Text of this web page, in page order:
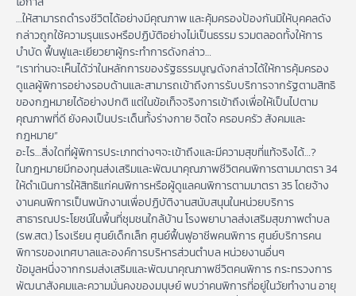
…ให้สามารถดำรงชีวิตได้อย่างมีคุณภาพ และคุ้มครองป้องกันมิให้บุคคลดัง
กล่าวถูกใช้ความรุนแรงหรือปฏิบัติอย่างไม่เป็นธรรม รวมตลอดทั้งให้การ
บำบัด ฟื้นฟูและเยียวยาผู้กระทำการดังกล่าว…
“เราท่านจะเห็นได้ว่าในหลักการของรัฐธรรมนูญดังกล่าวได้ให้การคุ้มครอง
ดูแลผู้พิการอย่างรอบด้านและสามารถเข้าถึงการรับบริการจากรัฐตามสิทธิ
ของกฎหมายได้อย่างปกติ แต่ในข้อเท็จจริงการเข้าถึงเพื่อให้เป็นไปตาม
คุณภาพที่ดี ยังคงเป็นประเด็นทั้งร่างกาย จิตใจ ครอบครัว สังคมและ
กฎหมาย”
อะไร…สิ่งใดที่ผู้พิการประเภทต่างๆจะเข้าถึงและมีความสุขที่แท้จริงได้…?
ในกฎหมายมีกองทุนส่งเสริมและพัฒนาคุณภาพชีวิตคนพิการตามมาตรา 34
ให้ดำเนินการให้สิทธิแก่คนพิการหรือผู้ดูแลคนพิการตามมาตรา 35 โดยจ้าง
งานคนพิการเป็นพนักงานเพื่อปฏิบัติงานสนับสนุนในหน่วยบริการ
สาธารณประโยชน์ในพื้นที่ชุมชนใกล้บ้าน โรงพยาบาลส่งเสริมสุขภาพตำบล
(รพ.สต.) โรงเรียน ศูนย์เด็กเล็ก ศูนย์ฟื้นฟูอาชีพคนพิการ ศูนย์บริการคน
พิการของเทศบาลและองค์การบริหารส่วนตำบล หน่วยงานอื่นๆ
ข้อมูลหนึ่งจากกรมส่งเสริมและพัฒนาคุณภาพชีวิตคนพิการ กระทรวงการ
พัฒนาสังคมและความมั่นคงของมนุษย์ พบว่าคนพิการที่อยู่ในวัยทำงาน อายุ